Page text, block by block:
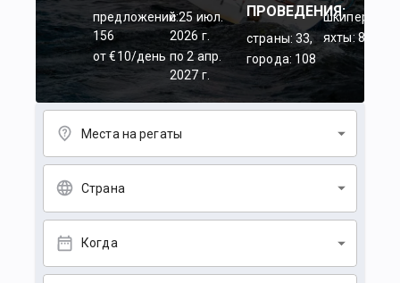
предложений:
156
от €10/день
c 25 июл.
2026 г.
по 2 апр.
2027 г.
ПРОВЕДЕНИЯ:
страны: 33,
города: 108
шкиперы: 45,
яхты: 84
Места на регаты
Страна
Когда